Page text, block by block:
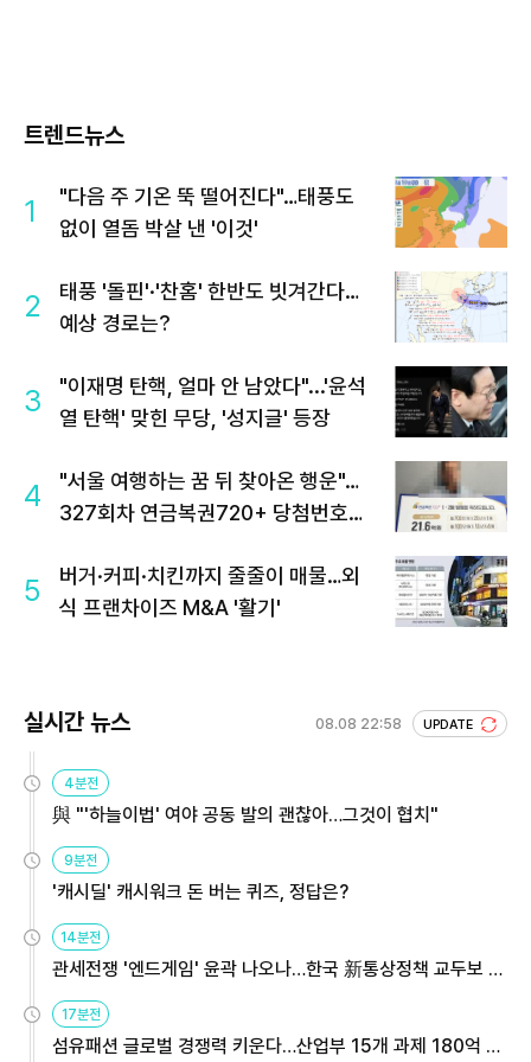
트렌드뉴스
1
"다음 주 기온 뚝 떨어진다"…태풍도
없이 열돔 박살 낸 '이것'
2
태풍 '돌핀'·'찬홈' 한반도 빗겨간다…
예상 경로는?
3
"이재명 탄핵, 얼마 안 남았다"...'윤석
열 탄핵' 맞힌 무당, '성지글' 등장
4
"서울 여행하는 꿈 뒤 찾아온 행운"…
327회차 연금복권720+ 당첨번호조
5
버거·커피·치킨까지 줄줄이 매물…외
식 프랜차이즈 M&A '활기'
실시간 뉴스 08.08 22:58 UPDATE
4분전
與 "'하늘이법' 여야 공동 발의 괜찮아…그것이 협치"
9분전
'캐시딜' 캐시워크 돈 버는 퀴즈, 정답은?
14분전
관세전쟁 '엔드게임' 윤곽 나오나…한국 新통상정책 교두보 활
17분전
섬유패션 글로벌 경쟁력 키운다…산업부 15개 과제 180억 지